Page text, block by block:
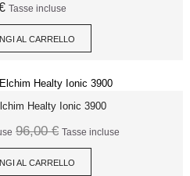
Tasse incluse
AL CARRELLO
Healty Ionic 3900
96,00 € Tasse incluse
AL CARRELLO